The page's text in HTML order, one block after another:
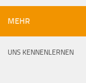
MEHR
UNS KENNENLERNEN